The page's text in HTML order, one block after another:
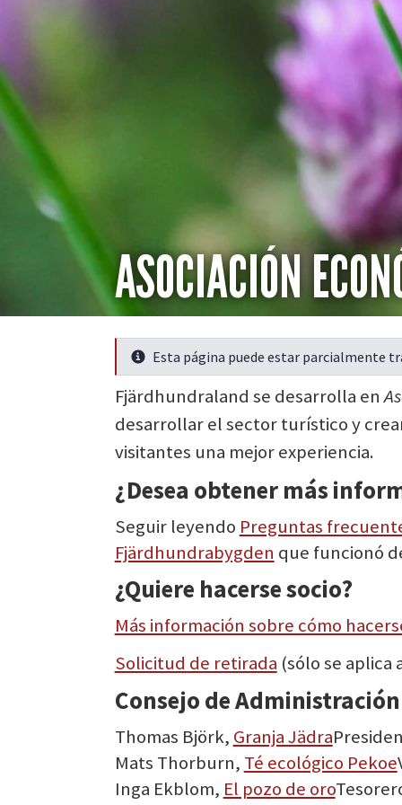
ASOCIACIÓN
Seguir leyendo
Esta página puede estar parcialmente
Fjärdhundraland se desarrolla en
desarrollar el sector turístico y
visitantes una mejor experiencia.
¿Desea obtener más
Seguir leyendo Preguntas
Fjärdhundrabygden que funcionó
¿Quiere hacerse socio?
Más información sobre cómo
Solicitud de retirada (sólo se aplica
Consejo de
Thomas Björk, Granja Jädra
Mats Thorburn, Té ecológico Pekoe
Inga Ekblom, El pozo de oro